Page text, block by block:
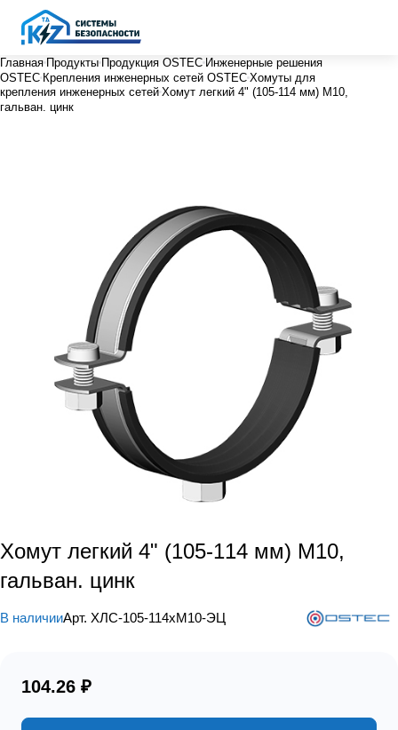
Главная Продукты Продукция OSTEC Инженерные решения
OSTEC Крепления инженерных сетей OSTEC Хомуты для
крепления инженерных сетей Хомут легкий 4" (105-114 мм) М10,
гальван. цинк
Хомут легкий 4" (105-114 мм) М10,
гальван. цинк
В наличииАрт. ХЛС-105-114хМ10-ЭЦ
104.26 ₽